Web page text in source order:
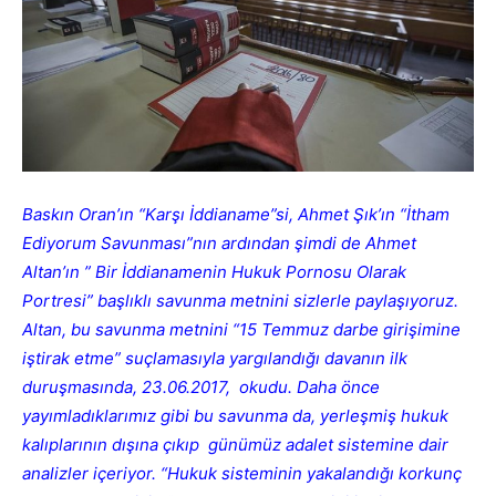
Baskın Oran’ın “Karşı İddianame”si, Ahmet Şık’ın “İtham
Ediyorum Savunması”nın ardından şimdi de Ahmet
Altan’ın ” Bir İddianamenin Hukuk Pornosu Olarak
Portresi” başlıklı savunma metnini sizlerle paylaşıyoruz.
Altan, bu savunma metnini “15 Temmuz darbe girişimine
iştirak etme” suçlamasıyla yargılandığı davanın ilk
duruşmasında, 23.06.2017, okudu. Daha önce
yayımladıklarımız gibi bu savunma da, yerleşmiş hukuk
kalıplarının dışına çıkıp günümüz adalet sistemine dair
analizler içeriyor. “Hukuk sisteminin yakalandığı korkunç